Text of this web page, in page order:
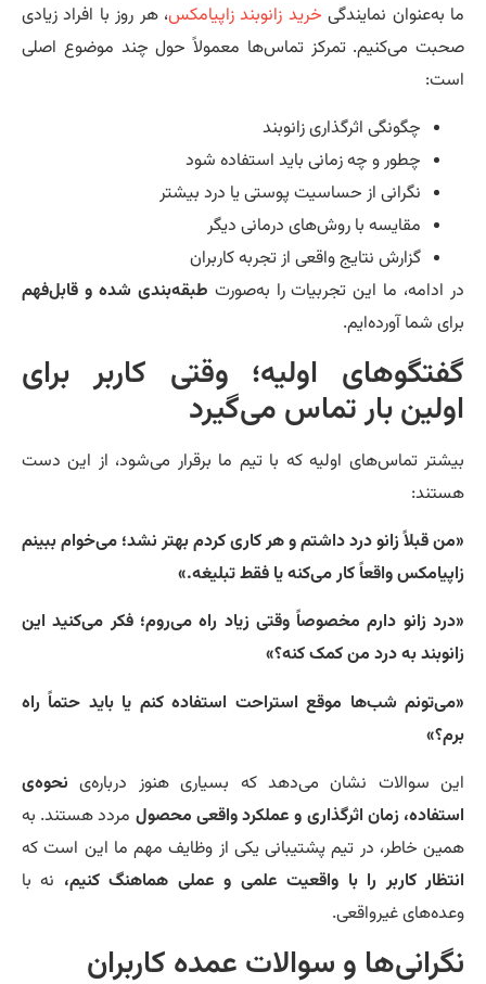
به‌عنوان نمایندگیخرید زانوبند زاپیامکس، هر روز با افراد زیادی
می‌کنیم. تمرکز تماس‌ها معمولاً حول چند موضوع اصلی
چگونگی اثرگذاری زانوبند
چطور و چه زمانی باید استفاده شود
نگرانی از حساسیت پوستی یا درد بیشتر
مقایسه با روش‌های درمانی دیگر
گزارش نتایج واقعی از تجربه کاربران
ادامه، ما این تجربیات را به‌صورتطبقه‌بندی شده و قابل‌فهم
شما آورده‌ایم.
اولیه؛ وقتی کاربر برای
بار تماس می‌گیرد
تماس‌های اولیه که با تیم ما برقرار می‌شود، از این دست
قبلاً زانو درد داشتم و هر کاری کردم بهتر نشد؛ می‌خوام ببینم
واقعاً کار می‌کنه یا فقط تبلیغه.»
زانو دارم مخصوصاً وقتی زیاد راه می‌روم؛ فکر می‌کنید این
به درد من کمک کنه؟»
شب‌ها موقع استراحت استفاده کنم یا باید حتماً راه
سوالات نشان می‌دهد که بسیاری هنوز درباره‌ینحوه‌ی
زمان اثرگذاری و عملکرد واقعی محصولمردد هستند. به
خاطر، در تیم پشتیبانی یکی از وظایف مهم ما این است که
کاربر را با واقعیت علمی و عملی هماهنگ کنیم،نه با
غیرواقعی.
و سوالات عمده کاربران